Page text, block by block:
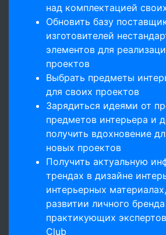
над комплектацией
Обновить базу
изготовителей
элементов для
проектов
Выбрать предметы
для своих проектов
Зарядиться идеями от
предметов интерьера и
получить вдохновение
новых проектов
Получить актуальную
трендах в дизайне
интерьерных
развитии личного
практикующих
Club